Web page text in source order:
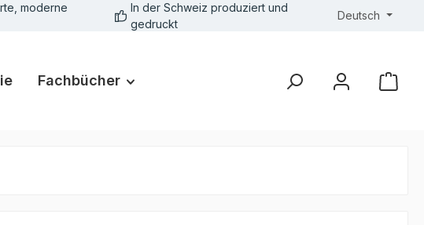
moderne
In der Schweiz produziert und
gedruckt
Deutsch
Fachbücher